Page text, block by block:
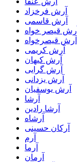
آرش فرخزاد
آرش قاسمی
آرش قیصر خواه
آرش قیصرخواه
آرش کریمی
آرش کیهان
آرش گرایی
آرش یزدانی
آرش یوسفیان
آرشا
آرشا رادین
آرشاه
آرکان حسینی
آرم
آرما
آرمان